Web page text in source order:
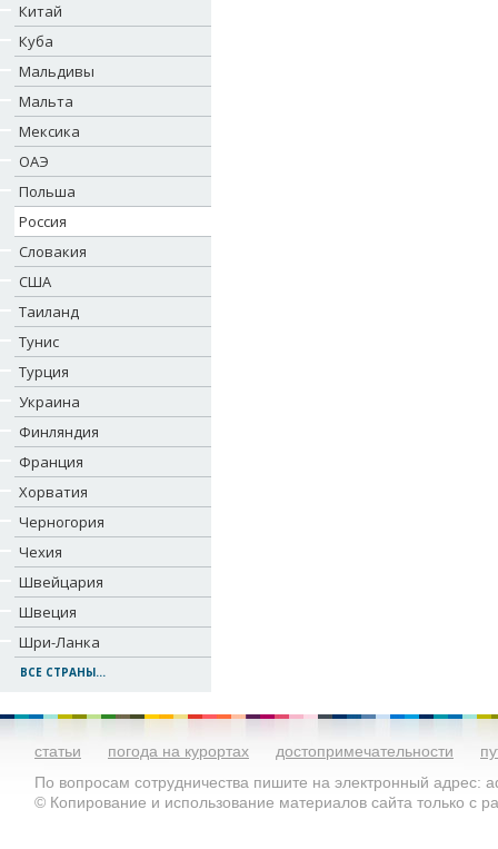
Китай
Куба
Мальдивы
Мальта
Мексика
ОАЭ
Польша
Россия
Словакия
США
Таиланд
Тунис
Турция
Украина
Финляндия
Франция
Хорватия
Черногория
Чехия
Швейцария
Швеция
Шри-Ланка
ВСЕ СТРАНЫ...
статьи погода на курортах достопримечательности
По вопросам сотрудничества пишите на электронный адрес:
© Копирование и использование материалов сайта только с